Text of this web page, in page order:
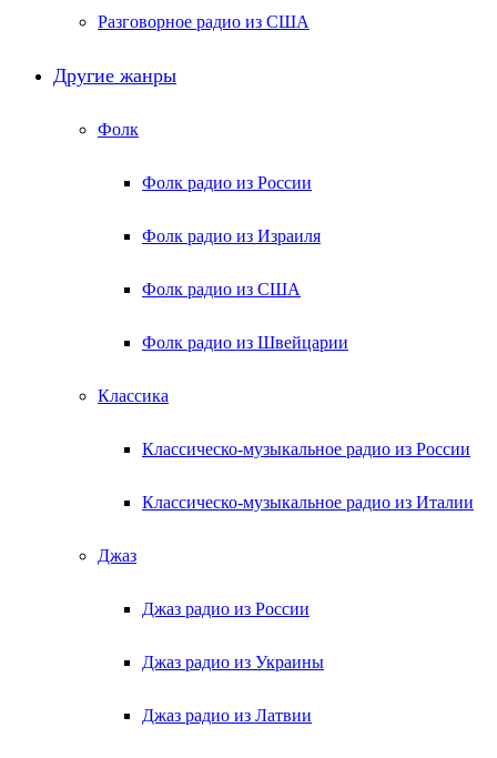
Разговорное радио из США
Другие жанры
Фолк
Фолк радио из России
Фолк радио из Израиля
Фолк радио из США
Фолк радио из Швейцарии
Классика
Классическо-музыкальное радио из России
Классическо-музыкальное радио из Италии
Джаз
Джаз радио из России
Джаз радио из Украины
Джаз радио из Латвии